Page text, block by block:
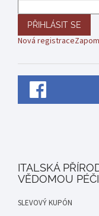
PŘIHLÁSIT SE
Nová registrace
ITALSKÁ
VĚDOMOU PÉČI
SLEVOVÝ KUPÓN